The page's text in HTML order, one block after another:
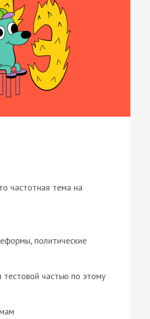
частотная тема на
политические
тестовой частью по этому